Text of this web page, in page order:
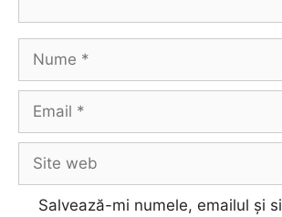
web
Salvează-mi numele, emailul și